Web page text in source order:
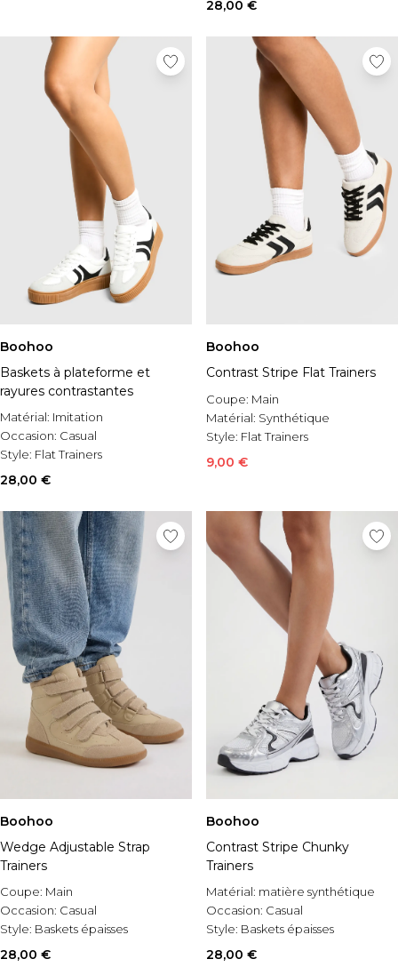
Chaussettes
Sacs et portefeuilles
Ceintures
Shoppez par collection
BOOHOOMAN | Ronaldinho
BOOHOOMAN | Patrice Evra
Vacances
Common Pace
Training Dept
One More Rep
Indispensables
Tenues De Soirée
28,00 €
Boohoo
Baskets à plateforme et
rayures contrastantes
Matérial: Imitation
Occasion: Casual
Style: Flat Trainers
28,00 €
Boohoo
Contrast Stripe Flat Trainers
Coupe: Main
Matérial: Synthétique
Style: Flat Trainers
9,00 €
Boohoo
Wedge Adjustable Strap
Trainers
Coupe: Main
Occasion: Casual
Style: Baskets épaisses
28,00 €
Boohoo
Contrast Stripe Chunky
Trainers
Matérial: matière synthétique
Occasion: Casual
Style: Baskets épaisses
28,00 €